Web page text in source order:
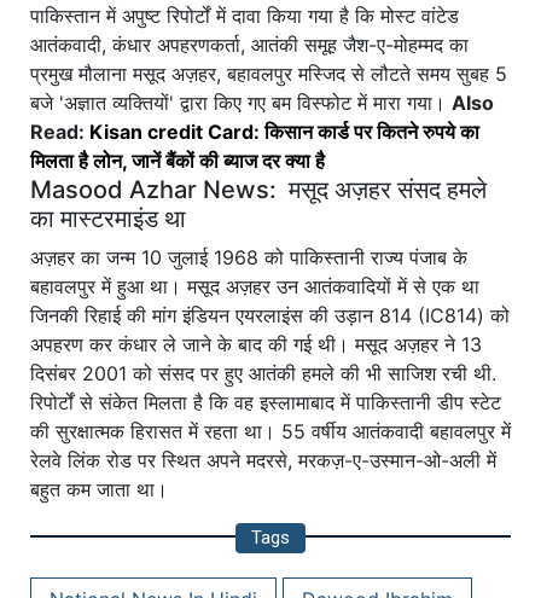
पाकिस्तान में अपुष्ट रिपोर्टों में दावा किया गया है कि मोस्ट वांटेड
आतंकवादी, कंधार अपहरणकर्ता, आतंकी समूह जैश-ए-मोहम्मद का
प्रमुख मौलाना मसूद अज़हर, बहावलपुर मस्जिद से लौटते समय सुबह 5
बजे 'अज्ञात व्यक्तियों' द्वारा किए गए बम विस्फोट में मारा गया। Also
Read: Kisan credit Card: किसान कार्ड पर कितने रुपये का
मिलता है लोन, जानें बैंकों की ब्याज दर क्या है
Masood Azhar News: मसूद अज़हर संसद हमले
का मास्टरमाइंड था
अज़हर का जन्म 10 जुलाई 1968 को पाकिस्तानी राज्य पंजाब के
बहावलपुर में हुआ था। मसूद अज़हर उन आतंकवादियों में से एक था
जिनकी रिहाई की मांग इंडियन एयरलाइंस की उड़ान 814 (IC814) को
अपहरण कर कंधार ले जाने के बाद की गई थी। मसूद अज़हर ने 13
दिसंबर 2001 को संसद पर हुए आतंकी हमले की भी साजिश रची थी.
रिपोर्टों से संकेत मिलता है कि वह इस्लामाबाद में पाकिस्तानी डीप स्टेट
की सुरक्षात्मक हिरासत में रहता था। 55 वर्षीय आतंकवादी बहावलपुर में
रेलवे लिंक रोड पर स्थित अपने मदरसे, मरकज़-ए-उस्मान-ओ-अली में
बहुत कम जाता था।
Tags